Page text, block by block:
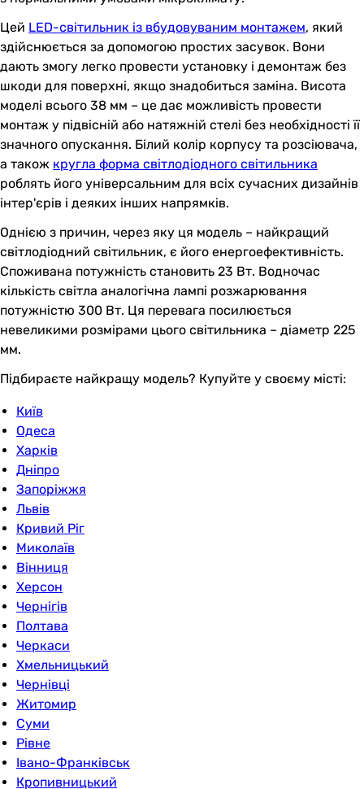
Цей LED-світильник із вбудовуваним монтажем, який
здійснюється за допомогою простих засувок. Вони
дають змогу легко провести установку і демонтаж без
шкоди для поверхні, якщо знадобиться заміна. Висота
моделі всього 38 мм – це дає можливість провести
монтаж у підвісній або натяжній стелі без необхідності її
значного опускання. Білий колір корпусу та розсіювача,
а також кругла форма світлодіодного світильника
роблять його універсальним для всіх сучасних дизайнів
інтер'єрів і деяких інших напрямків.
Однією з причин, через яку ця модель – найкращий
світлодіодний світильник, є його енергоефективність.
Споживана потужність становить 23 Вт. Водночас
кількість світла аналогічна лампі розжарювання
потужністю 300 Вт. Ця перевага посилюється
невеликими розмірами цього світильника – діаметр 225
мм.
Підбираєте найкращу модель? Купуйте у своєму місті:
Київ
Одеса
Харків
Дніпро
Запоріжжя
Львів
Кривий Ріг
Миколаїв
Вінниця
Херсон
Чернігів
Полтава
Черкаси
Хмельницький
Чернівці
Житомир
Суми
Рівне
Івано-Франківськ
Кропивницький